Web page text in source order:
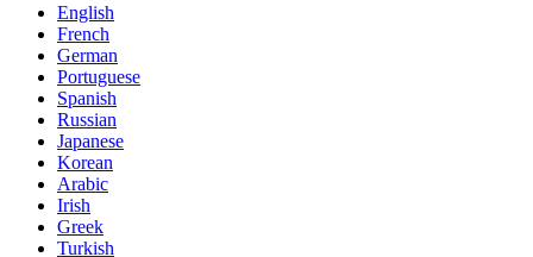
English
French
German
Portuguese
Spanish
Russian
Japanese
Korean
Arabic
Irish
Greek
Turkish